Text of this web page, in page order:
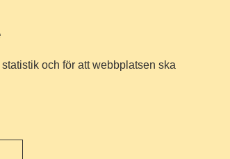
och för att webbplatsen ska